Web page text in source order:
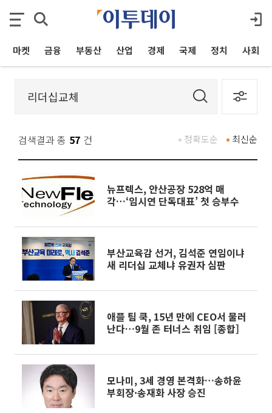
마켓 금융 부동산 산업 경제 국제 정치 사회
검색결과 총 57 건 최신순
정확도순
뉴프렉스, 안산공장 528억 매
각…‘임시연 단독대표’ 첫 승부수
부산교육감 선거, 김석준 연임이냐
새 리더십 교체냐 유권자 심판
애플 팀 쿡, 15년 만에 CEO서 물러
난다…9월 존 터너스 취임 [종합]
모나미, 3세 경영 본격화…송하윤
부회장·송재화 사장 승진